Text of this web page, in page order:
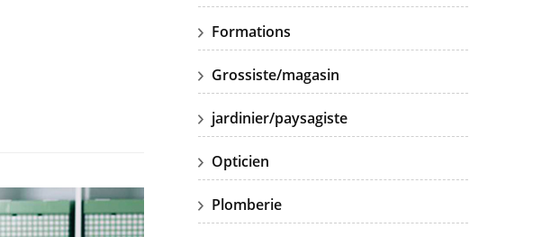
Formations
Grossiste/magasin
jardinier/paysagiste
Opticien
Plomberie